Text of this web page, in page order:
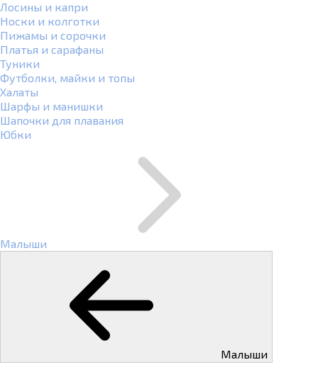
Лосины и капри
Носки и колготки
Пижамы и сорочки
Платья и сарафаны
Туники
Футболки, майки и топы
Халаты
Шарфы и манишки
Шапочки для плавания
Юбки
Малыши
Малыши